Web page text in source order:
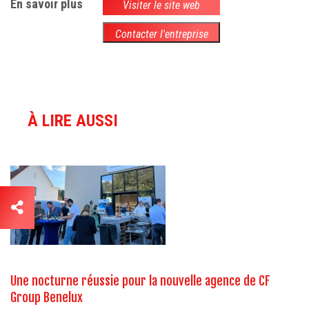
En savoir plus Visiter le site web
Contacter l'entreprise
À LIRE AUSSI
Une nocturne réussie pour la nouvelle agence de CF
Group Benelux